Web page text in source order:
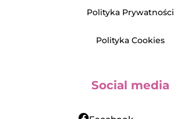
Polityka Prywatności
Polityka Cookies
Social media